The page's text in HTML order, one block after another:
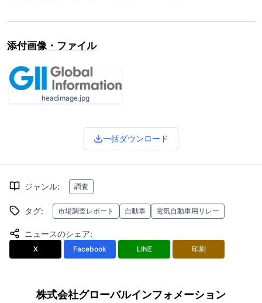
添付画像・ファイル
headimage.jpg
一括ダウンロード
ジャンル: 調査
タグ: 市場調査レポート 自動車 電気自動車用リレー
ニュースのシェア:
X Facebook LINE 印刷
株式会社グローバルインフォメーション